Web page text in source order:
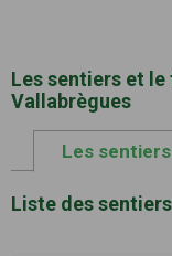
Les sentiers et
Vallabrègues
Les sentiers
Liste des